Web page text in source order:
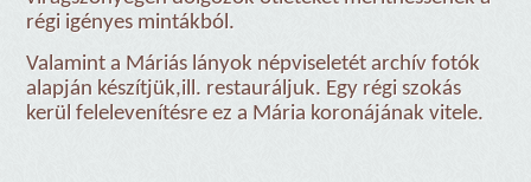
régi igényes mintákból.
Valamint a Máriás lányok népviseletét archív fotók
alapján készítjük,ill. restauráljuk. Egy régi szokás
kerül felelevenítésre ez a Mária koronájának vitele.